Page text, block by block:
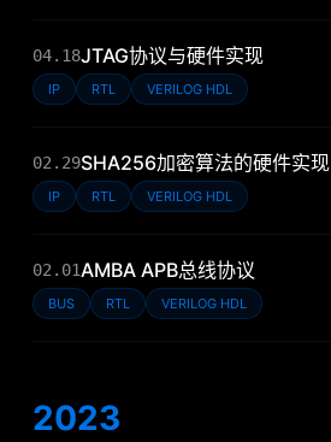
04.18JTAG协议与硬件实现
IP RTL VERILOG HDL
02.29SHA256加密算法的硬件实现
IP RTL VERILOG HDL
02.01AMBA APB总线协议
BUS RTL VERILOG HDL
2023